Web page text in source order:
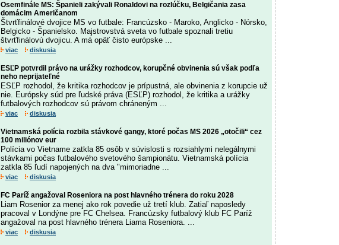
Osemfinále MS: Španieli zakývali Ronaldovi na rozlúčku, Belgičania zasa
domácim Američanom
Štvrťfinálové dvojice MS vo futbale: Francúzsko - Maroko, Anglicko - Nórsko,
Belgicko - Španielsko. Majstrovstvá sveta vo futbale spoznali tretiu
štvrťfinálovú dvojicu. A má opäť čisto európske ...
viac diskusia
ESĽP potvrdil právo na urážky rozhodcov, korupčné obvinenia sú však podľa
neho neprijateľné
ESĽP rozhodol, že kritika rozhodcov je prípustná, ale obvinenia z korupcie už
nie. Európsky súd pre ľudské práva (ESĽP) rozhodol, že kritika a urážky
futbalových rozhodcov sú právom chráneným ...
viac diskusia
Vietnamská polícia rozbila stávkové gangy, ktoré počas MS 2026 „otočili“ cez
100 miliónov eur
Polícia vo Vietname zatkla 85 osôb v súvislosti s rozsiahlymi nelegálnymi
stávkami počas futbalového svetového šampionátu. Vietnamská polícia
zatkla 85 ľudí napojených na dva "mimoriadne ...
viac diskusia
FC Paríž angažoval Roseniora na post hlavného trénera do roku 2028
Liam Rosenior za menej ako rok povedie už tretí klub. Zatiaľ naposledy
pracoval v Londýne pre FC Chelsea. Francúzsky futbalový klub FC Paríž
angažoval na post hlavného trénera Liama Roseniora. ...
viac diskusia